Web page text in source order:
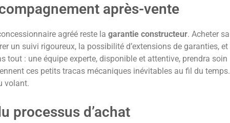
après-vente
agréé reste la garantie constructeur. Acheter sa
un suivi rigoureux, la possibilité d’extensions de garanties, et
tout : une équipe experte, disponible et attentive, prendra soin
ces petits tracas mécaniques inévitables au fil du temps.
volant.
processus d’achat